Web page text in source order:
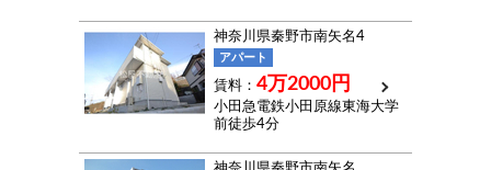
神奈川県秦野市南矢名4
アパート
賃料： 4万2000円
小田急電鉄小田原線東海大学
前徒歩4分